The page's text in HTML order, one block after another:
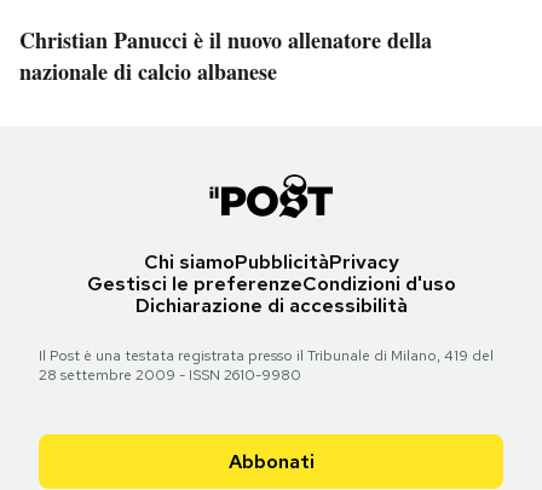
Christian Panucci è il nuovo allenatore della
nazionale di calcio albanese
Chi siamoPubblicitàPrivacy
Gestisci le preferenzeCondizioni d'uso
Dichiarazione di accessibilità
Il Post è una testata registrata presso il Tribunale di Milano, 419 del
28 settembre 2009 - ISSN 2610-9980
Abbonati